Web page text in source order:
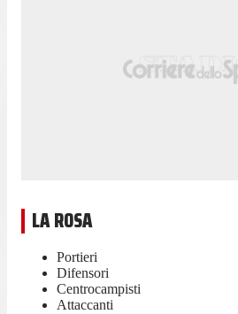
LA ROSA
Portieri
Difensori
Centrocampisti
Attaccanti